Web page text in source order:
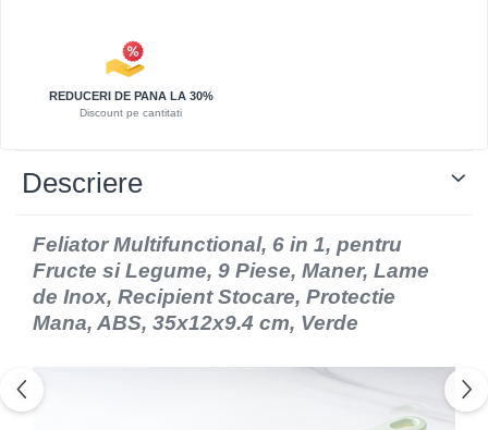
REDUCERI DE PANA LA 30%
Discount pe cantitati
Descriere
Feliator Multifunctional, 6 in 1, pentru
Fructe si Legume, 9 Piese, Maner, Lame
de Inox, Recipient Stocare, Protectie
Mana, ABS, 35x12x9.4 cm, Verde